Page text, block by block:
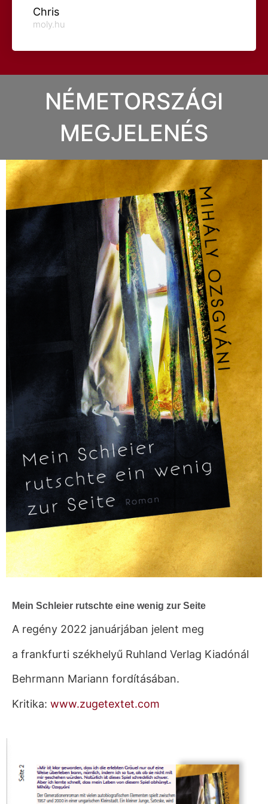
Chris
moly.hu
NÉMETORSZÁGI
MEGJELENÉS
Mein Schleier rutschte eine wenig zur Seite
A regény 2022 januárjában jelent meg
a frankfurti székhelyű Ruhland Verlag Kiadónál
Behrmann Mariann fordításában.
Kritika: www.zugetextet.com